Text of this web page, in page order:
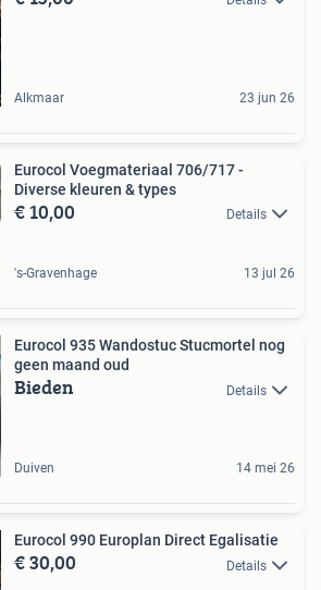
Alkmaar 23 jun 26
Eurocol Voegmateriaal 706/717 -
Diverse kleuren & types
€ 10,00 Details
's-Gravenhage 13 jul 26
Eurocol 935 Wandostuc Stucmortel nog
geen maand oud
Bieden Details
Duiven 14 mei 26
Eurocol 990 Europlan Direct Egalisatie
€ 30,00 Details